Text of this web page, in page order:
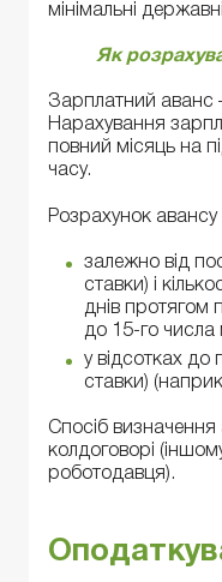
мінімальні
Як
Зарплатний аванс
Нарахування
повний місяць на
часу.
Розрахунок
залежно від
ставки) і
днів протягом
до 15-го числа
у відсотках до
ставки)
Спосіб
колдоговорі
роботодавця).